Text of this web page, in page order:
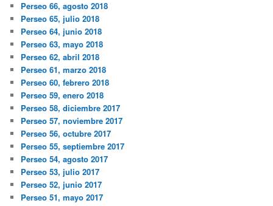
Perseo 66, agosto 2018
Perseo 65, julio 2018
Perseo 64, junio 2018
Perseo 63, mayo 2018
Perseo 62, abril 2018
Perseo 61, marzo 2018
Perseo 60, febrero 2018
Perseo 59, enero 2018
Perseo 58, diciembre 2017
Perseo 57, noviembre 2017
Perseo 56, octubre 2017
Perseo 55, septiembre 2017
Perseo 54, agosto 2017
Perseo 53, julio 2017
Perseo 52, junio 2017
Perseo 51, mayo 2017